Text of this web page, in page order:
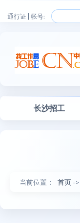
通行证 | 帐号:
长沙招工
当前位置： 首页 ->